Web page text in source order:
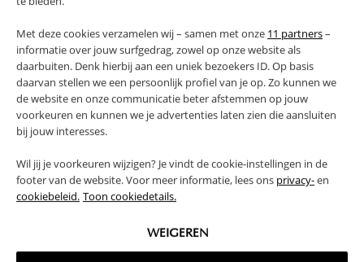
Met deze cookies verzamelen wij – samen met onze 11 partners–
informatie over jouw surfgedrag, zowel op onze website als
daarbuiten. Denk hierbij aan een uniek bezoekers ID. Op basis
daarvan stellen we een persoonlijk profiel van je op. Zo kunnen we
de website en onze communicatie beter afstemmen op jouw
voorkeuren en kunnen we je advertenties laten zien die aansluiten
bij jouw interesses.
Wil jij je voorkeuren wijzigen? Je vindt de cookie-instellingen in de
footer van de website. Voor meer informatie, lees ons privacy-en
cookiebeleid. Toon cookiedetails.
WEIGEREN
RETOUREN
VAAK SAMEN GEKOCHT